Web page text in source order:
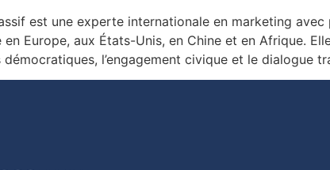
est une experte internationale en marketing
en Europe, aux États-Unis, en Chine et en Afrique.
démocratiques, l’engagement civique et le dialogue